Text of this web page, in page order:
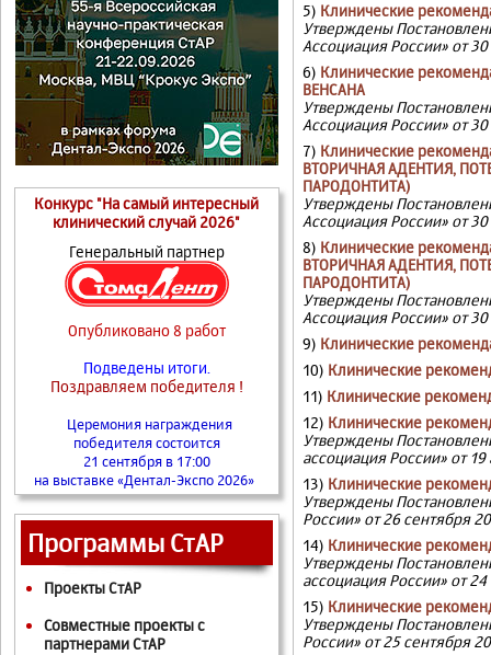
Конкурс "На самый интересный
клинический случай 2026"
Генеральный партнер
Опубликовано 8 работ
Подведены итоги.
Поздравляем победителя !
Церемония награждения
победителя состоится
21 сентября в 17:00
на выставке «Дентал-Экспо 2026»
Программы СтАР
Проекты СтАР
Совместные проекты с
партнерами СтАР
5) Клинические
Утверждены
Ассоциация России» от
6) Клинические
ВЕНСАНА
Утверждены
Ассоциация России» от
7) Клинические
ВТОРИЧНАЯ АДЕНТИЯ,
ПАРОДОНТИТА)
Утверждены
Ассоциация России» от
8) Клинические
ВТОРИЧНАЯ АДЕНТИЯ,
ПАРОДОНТИТА)
Утверждены
Ассоциация России» от
9) Клинические
10) Клинические
11) Клинические
12) Клинические
Утверждены
ассоциация России» от
13) Клинические
Утверждены
России» от 26 сентября
14) Клинические
Утверждены
ассоциация России» от
15) Клинические
Утверждены
России» от 25 сентября